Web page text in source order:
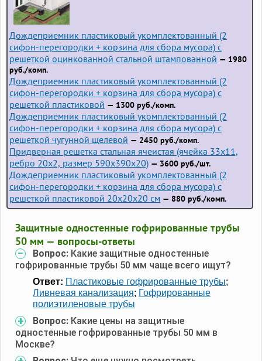
Дождеприемник пластиковый укомплектованный (2
сифон-перегородки + корзина для сбора мусора) с
решеткой оцинкованной стальной штампованной — 1980
руб./комп.
Дождеприемник пластиковый укомплектованный (2
сифон-перегородки + корзина для сбора мусора) с
решеткой пластиковой — 1300 руб./комп.
Дождеприемник пластиковый укомплектованный (2
сифон-перегородки + корзина для сбора мусора) с
решеткой чугунной щелевой — 2450 руб./комп.
Придверная решетка стальная ячеистая (ячейка 33x11,
ребро 20x2, размер 590x390x20) — 3600 руб./шт.
Дождеприемник пластиковый укомплектованный (2
сифон-перегородки + корзина для сбора мусора) с
решеткой пластиковой 20х20х20 см — 880 руб./комп.
Защитные одностенные гофрированные трубы
50 мм — вопросы-ответы
Вопрос: Какие защитные одностенные
гофрированные трубы 50 мм чаще всего ищут?
Ответ: Пластиковые гофрированные трубы;
Ливневая канализация; Гофрированные
полиэтиленовые трубы
Вопрос: Какие цены на защитные
одностенные гофрированные трубы 50 мм в
Москве?